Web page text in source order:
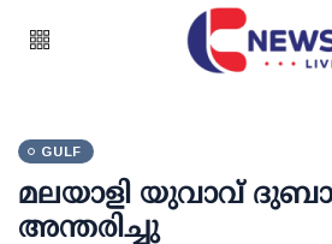
GULF
മലയാളി യുവാവ്
അന്തരിച്ചു